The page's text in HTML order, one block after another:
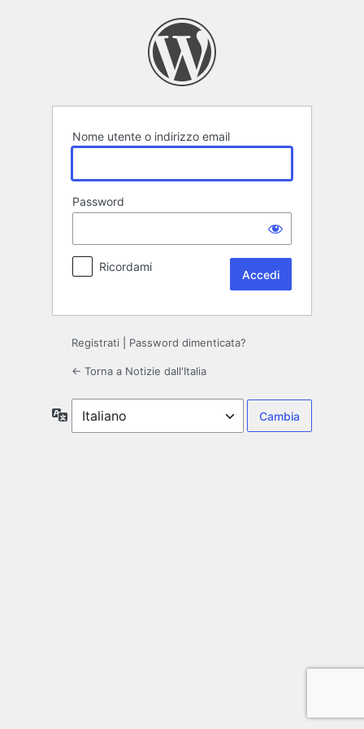
Nome utente o indirizzo email
Password
Ricordami
Registrati Password dimenticata?
← Torna a Notizie dall'Italia
Lingua